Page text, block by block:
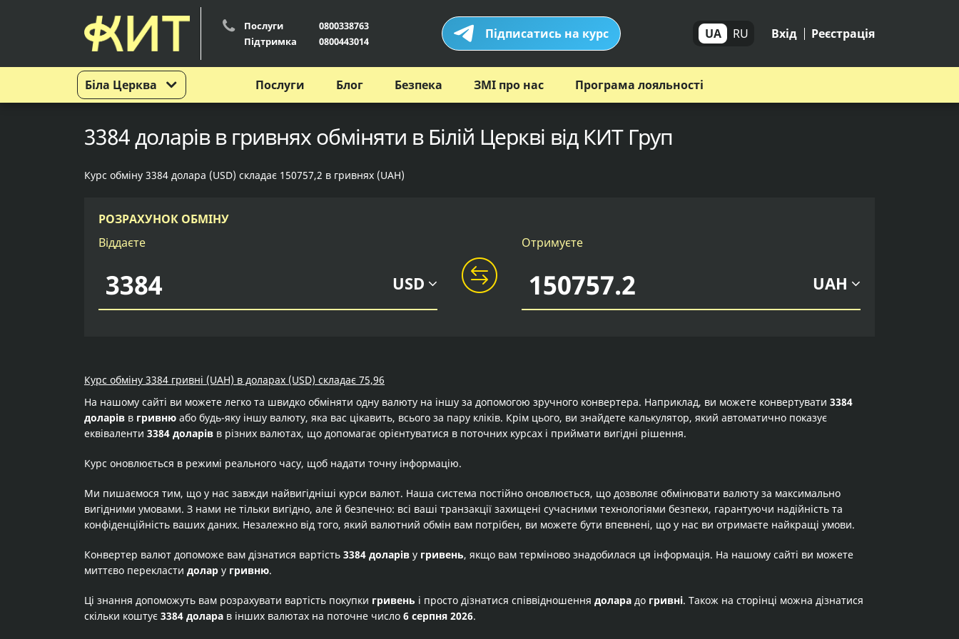
Біла Церква
Послуги
0800338763
Підтримка
0800443014 Підписатись на курс UA RU Вхід Реєстрація
Послуги Блог Безпека ЗМІ про нас Програма лояльності
3384 доларів в гривнях обміняти в Білій Церкві від КИТ Груп
Курс обміну 3384 долара (USD) складає 150757,2 в гривнях (UAH)
РОЗРАХУНОК ОБМІНУ
Віддаєте
USD
Отримуєте
UAH
Курс обміну 3384 гривні (UAH) в доларах (USD) складає 75,96
На нашому сайті ви можете легко та швидко обміняти одну валюту на іншу за допомогою зручного конвертера. Наприклад, ви можете конвертувати 3384
доларів в гривню або будь-яку іншу валюту, яка вас цікавить, всього за пару кліків. Крім цього, ви знайдете калькулятор, який автоматично показує
еквіваленти 3384 доларів в різних валютах, що допомагає орієнтуватися в поточних курсах і приймати вигідні рішення.
Курс оновлюється в режимі реального часу, щоб надати точну інформацію.
Ми пишаємося тим, що у нас завжди найвигідніші курси валют. Наша система постійно оновлюється, що дозволяє обмінювати валюту за максимально
вигідними умовами. З нами не тільки вигідно, але й безпечно: всі ваші транзакції захищені сучасними технологіями безпеки, гарантуючи надійність та
конфіденційність ваших даних. Незалежно від того, який валютний обмін вам потрібен, ви можете бути впевнені, що у нас ви отримаєте найкращі умови.
Конвертер валют допоможе вам дізнатися вартість 3384 доларів у гривень, якщо вам терміново знадобилася ця інформація. На нашому сайті ви можете
миттєво перекласти долар у гривню.
Ці знання допоможуть вам розрахувати вартість покупки гривень і просто дізнатися співвідношення долара до гривні. Також на сторінці можна дізнатися
скільки коштує 3384 долара в інших валютах на поточне число 6 серпня 2026.